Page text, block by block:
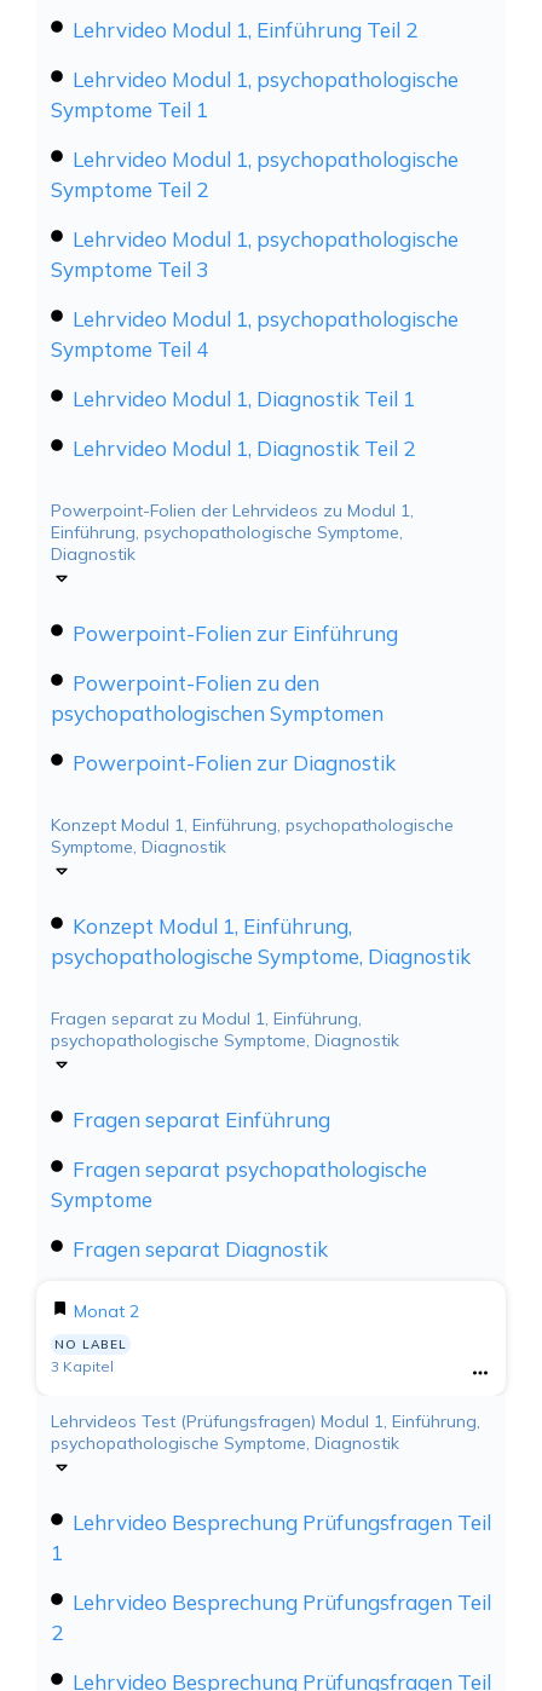
Lehrvideo Modul 1, Einführung Teil 2
Lehrvideo Modul 1, psychopathologische
Symptome Teil 1
Lehrvideo Modul 1, psychopathologische
Symptome Teil 2
Lehrvideo Modul 1, psychopathologische
Symptome Teil 3
Lehrvideo Modul 1, psychopathologische
Symptome Teil 4
Lehrvideo Modul 1, Diagnostik Teil 1
Lehrvideo Modul 1, Diagnostik Teil 2
Powerpoint-Folien der Lehrvideos zu Modul 1,
Einführung, psychopathologische Symptome,
Diagnostik
Powerpoint-Folien zur Einführung
Powerpoint-Folien zu den
psychopathologischen Symptomen
Powerpoint-Folien zur Diagnostik
Konzept Modul 1, Einführung, psychopathologische
Symptome, Diagnostik
Konzept Modul 1, Einführung,
psychopathologische Symptome, Diagnostik
Fragen separat zu Modul 1, Einführung,
psychopathologische Symptome, Diagnostik
Fragen separat Einführung
Fragen separat psychopathologische
Symptome
Fragen separat Diagnostik
Monat 2
NO LABEL
3 Kapitel
Lehrvideos Test (Prüfungsfragen) Modul 1, Einführung,
psychopathologische Symptome, Diagnostik
Lehrvideo Besprechung Prüfungsfragen Teil
1
Lehrvideo Besprechung Prüfungsfragen Teil
2
Lehrvideo Besprechung Prüfungsfragen Teil